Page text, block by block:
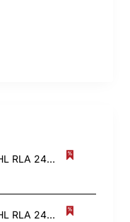
Akumulátorový vertikutátor STIHL RLA 240, len stroj
Akumulátorový vertikutátor STIHL RLA 240, set s 2x AK 30